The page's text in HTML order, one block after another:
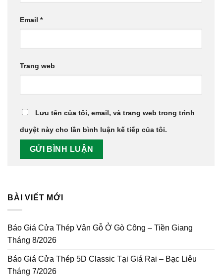
Email *
Trang web
Lưu tên của tôi, email, và trang web trong trình
duyệt này cho lần bình luận kế tiếp của tôi.
BÀI VIẾT MỚI
Báo Giá Cửa Thép Vân Gỗ Ở Gò Công – Tiền Giang
Tháng 8/2026
Báo Giá Cửa Thép 5D Classic Tại Giá Rai – Bạc Liêu
Tháng 7/2026